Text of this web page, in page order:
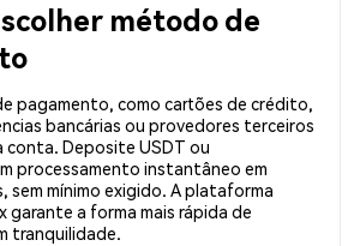
método de
pagamento, como cartões de crédito,
bancárias ou provedores terceiros
conta. Deposite USDT ou
processamento instantâneo em
sem mínimo exigido. A plataforma
garante a forma mais rápida de
tranquilidade.